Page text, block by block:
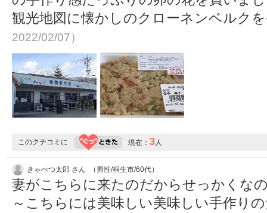
観光地図に懐かしのクローネンベルク
2022/02/07）
このクチコミに 現在： 3人
きゃべつ太郎 さん （男性/桐生市/60代）
妻がこちらに来たのだからせっかくな
～こちらには美味しい美味しい手作り